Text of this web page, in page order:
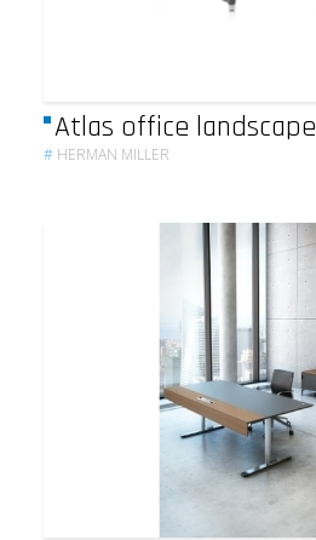
Atlas office landscape
# HERMAN MILLER